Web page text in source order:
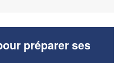
préparer ses